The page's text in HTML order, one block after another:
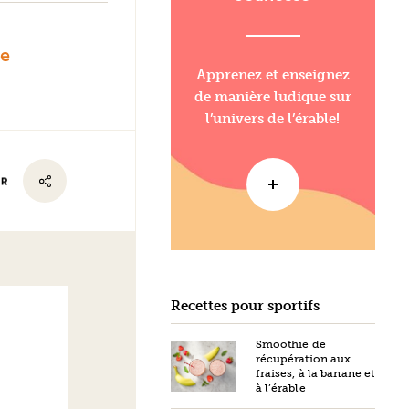
CUISSON :
Apprenez et enseignez
de manière ludique sur
l’univers de l’érable!
Recettes pour sportifs
Smoothie de
récupération aux
fraises, à la banane et
à l’érable